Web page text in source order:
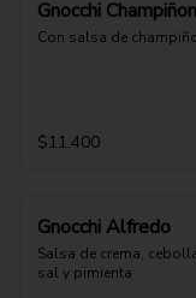
Gnocchi Champiñon
Con salsa de
$11.400
Gnocchi Alfredo
Salsa de crema,
sal y pimienta